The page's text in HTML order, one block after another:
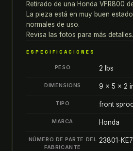
magna
OEM
ENGRAINE
DELANTERO
quantity
Retirado de una Honda VFR800
La pieza está en muy buen
normales de uso.
Revisa las fotos para más detalles.
ESPECIFICACIONES
PESO 2 lbs
DIMENSIONS 9 × 5 × 2
TIPO front
MARCA Honda
NÚMERO DE PARTE DEL
FABRICANTE
23801-